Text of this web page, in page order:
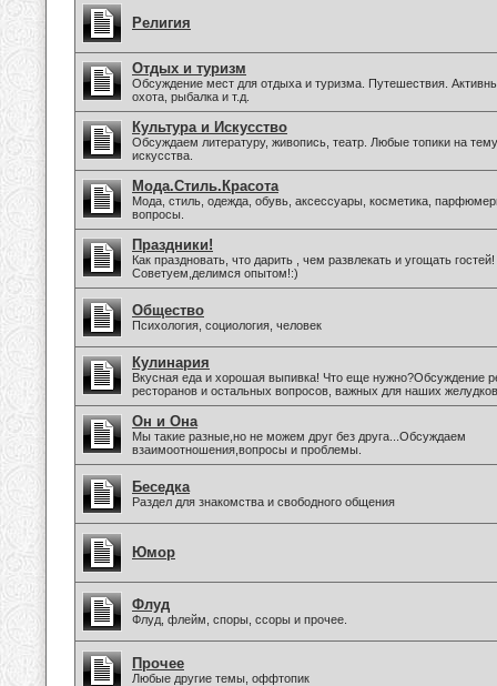
Религия
Отдых и туризм
Обсуждение мест для отдыха и туризма. Путешествия.
охота, рыбалка и т.д.
Культура и Искусство
Обсуждаем литературу, живопись, театр. Любые топики на
искусства.
Мода.Стиль.Красота
Мода, стиль, одежда, обувь, аксессуары, косметика,
вопросы.
Праздники!
Как праздновать, что дарить , чем развлекать и угощать гостей!
Советуем,делимся опытом!:)
Общество
Психология, социология, человек
Кулинария
Вкусная еда и хорошая выпивка! Что еще нужно?Обсуждение
ресторанов и остальных вопросов, важных для наших
Он и Она
Мы такие разные,но не можем друг без друга...Обсуждаем
взаимоотношения,вопросы и проблемы.
Беседка
Раздел для знакомства и свободного общения
Юмор
Флуд
Флуд, флейм, споры, ссоры и прочее.
Прочее
Любые другие темы, оффтопик